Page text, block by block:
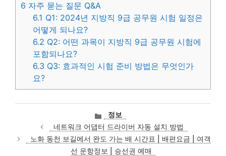
6 자주 묻는 질문 Q&A
6.1 Q1: 2024년 지방직 9급 공무원 시험 일정은
어떻게 되나요?
6.2 Q2: 어떤 과목이 지방직 9급 공무원 시험에
포함되나요?
6.3 Q3: 효과적인 시험 준비 방법은 무엇인가
요?
카
테
고
리
정보
네트워크 어댑터 드라이버 자동 설치 방법
노화 동천 보길에서 완도 가는 배 시간표 | 배편요금 | 여객
선 운항정보 | 승선권 예매